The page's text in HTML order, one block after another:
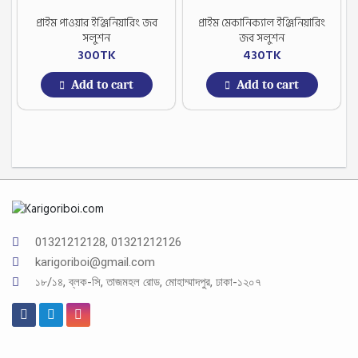
প্রাইম পাওয়ার ইঞ্জিনিয়ারিং জব
সলুশন
300TK
Add to cart
প্রাইম মেকানিক্যাল ইঞ্জিনিয়ারিং
জব সলুশন
430TK
Add to cart
01321212128, 01321212126
karigoriboi@gmail.com
১৮/১৪, ব্লক-সি, তাজমহল রোড, মোহাম্মাদপুর, ঢাকা-১২০৭